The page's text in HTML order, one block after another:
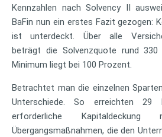
Kennzahlen nach Solvency II
BaFin nun ein erstes Fazit gezogen:
ist unterdeckt. Über alle
beträgt die Solvenzquote rund
Minimum liegt bei 100 Prozent.
Betrachtet man die einzelnen
Unterschiede. So erreichten 29
erforderliche
Übergangsmaßnahmen, die den